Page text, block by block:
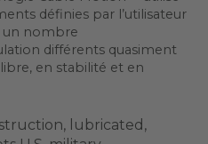
définies par l’utilisateur
un nombre
différents quasiment
en stabilité et en
lubricated,